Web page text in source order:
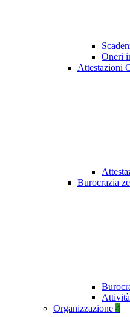
Oneri
Attestazioni
Burocrazia
Organizzazione 4